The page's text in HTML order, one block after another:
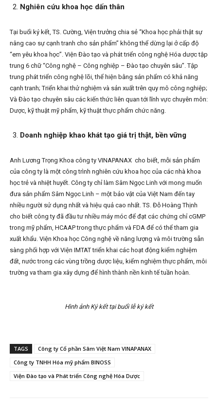
Nghiên cứu khoa học dấn thân
Tại buổi ký kết, TS. Cường, Viện trưởng chia sẻ “Khoa học phải thật sự
nâng cao sự cạnh tranh cho sản phẩm” không thể dừng lại ở cấp độ
“em yêu khoa học”. Viện Đào tạo và phát triển công nghệ Hóa dược tập
trung 6 chữ “Công nghệ – Công nghiệp – Đào tạo chuyên sâu”. Tập
trung phát triển công nghệ lõi, thể hiện bằng sản phẩm có khả năng
cạnh tranh; Triển khai thử nghiệm và sản xuất trên quy mô công nghiệp;
Và Đào tạo chuyên sâu các kiến thức liên quan tới lĩnh vực chuyên môn:
Dược, kỹ thuật mỹ phẩm, kỹ thuật thực phẩm chức năng.
Doanh nghiệp khao khát tạo giá trị thật, bền vững
Anh Lương Trọng Khoa công ty VINAPANAX cho biết, mỗi sản phẩm
của công ty là một công trình nghiên cứu khoa học của các nhà khoa
học trẻ và nhiệt huyết. Công ty chỉ làm Sâm Ngọc Linh với mong muốn
đưa sản phẩm Sâm Ngọc Linh – một bảo vật của Việt Nam đến tay
nhiều người sử dụng nhất và hiệu quả cao nhất. TS. Đỗ Hoàng Thịnh
cho biết công ty đã đầu tư nhiều máy móc để đạt các chứng chỉ cGMP
trong mỹ phẩm, HCAAP trong thực phẩm và FDA để có thể tham gia
xuất khẩu. Viện Khoa học Công nghệ về năng lượng và môi trường sẵn
sàng phối hợp với Viện IMTAT triển khai các hoạt động kiểm nghiệm
đất, nước trong các vùng trồng dược liệu, kiểm nghiệm thực phẩm, môi
trường va tham gia xây dựng để hình thành nền kinh tế tuần hoàn.
Hình ảnh Ký kết tại buổi lễ ký kết
TAGS
Công ty Cổ phần Sâm Việt Nam VINAPANAX
Công ty TNHH Hóa mỹ phẩm BINOSS
Viện Đào tạo và Phát triển Công nghệ Hóa Dược